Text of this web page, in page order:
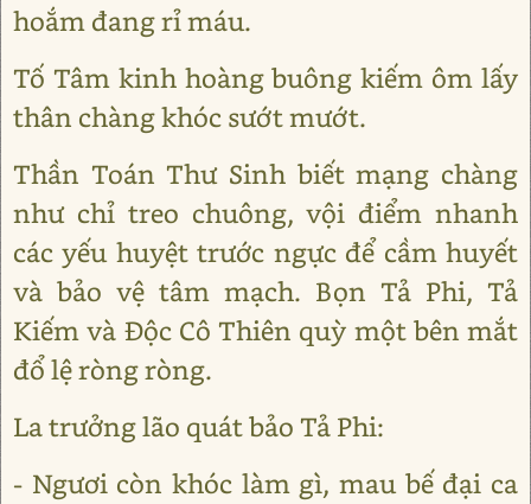
hoắm đang rỉ máu.
Tố Tâm kinh hoàng buông kiếm ôm lấy
thân chàng khóc sướt mướt.
Thần Toán Thư Sinh biết mạng chàng
như chỉ treo chuông, vội điểm nhanh
các yếu huyệt trước ngực để cầm huyết
và bảo vệ tâm mạch. Bọn Tả Phi, Tả
Kiếm và Độc Cô Thiên quỳ một bên mắt
đổ lệ ròng ròng.
La trưởng lão quát bảo Tả Phi:
- Ngươi còn khóc làm gì, mau bế đại ca